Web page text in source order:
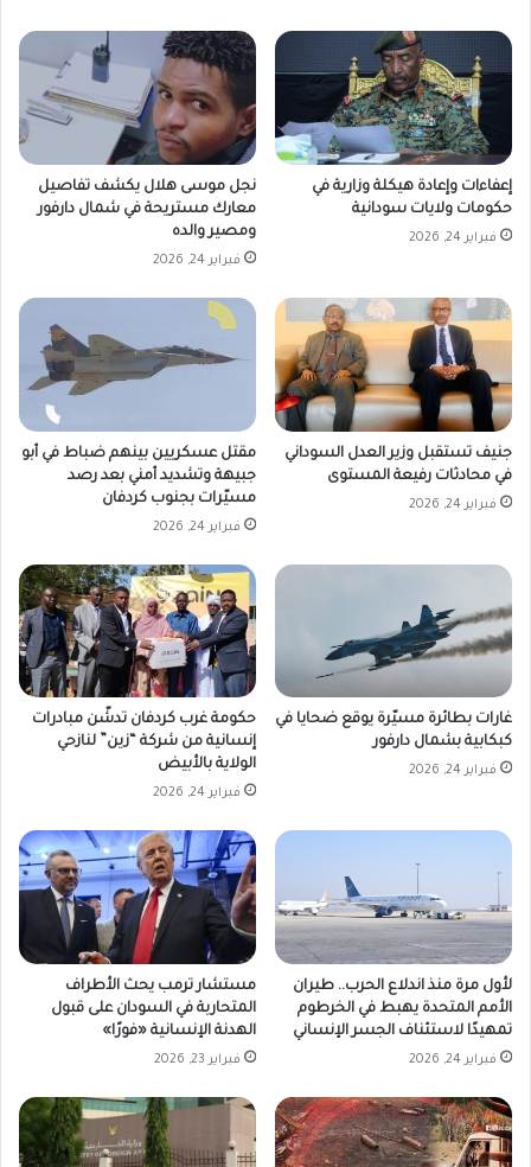
إعفاءات وإعادة هيكلة وزارية في
حكومات ولايات سودانية
فبراير 24, 2026
نجل موسى هلال يكشف تفاصيل
معارك مستريحة في شمال دارفور
ومصير والده
فبراير 24, 2026
جنيف تستقبل وزير العدل السوداني
في محادثات رفيعة المستوى
فبراير 24, 2026
مقتل عسكريين بينهم ضباط في أبو
جبيهة وتشديد أمني بعد رصد
مسيّرات بجنوب كردفان
فبراير 24, 2026
غارات بطائرة مسيّرة يوقع ضحايا في
كبكابية بشمال دارفور
فبراير 24, 2026
حكومة غرب كردفان تدشّن مبادرات
إنسانية من شركة “زين” لنازحي
الولاية بالأبيض
فبراير 24, 2026
لأول مرة منذ اندلاع الحرب.. طيران
الأمم المتحدة يهبط في الخرطوم
تمهيدًا لاستئناف الجسر الإنساني
فبراير 24, 2026
مستشار ترمب يحث الأطراف
المتحاربة في السودان على قبول
الهدنة الإنسانية «فورًا»
فبراير 23, 2026